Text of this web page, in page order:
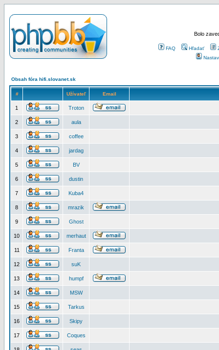
Bolo
FAQ Hľadať
Obsah fóra hifi.slovanet.sk
# Užívateľ Email
1 Troton
2 aula
3 coffee
4 jardag
5 BV
6 dustin
7 Kuba4
8 mrazik
9 Ghost
10 merhaut
11 Franta
12 suK
13 humpf
14 MSW
15 Tarkus
16 Skipy
17 Coques